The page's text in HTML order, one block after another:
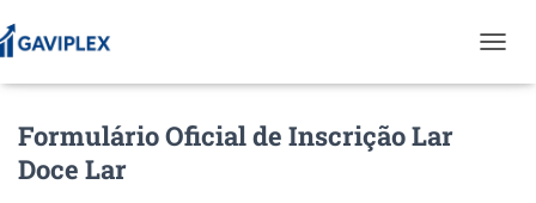
O
Formulário Oficial de Inscrição Lar
Doce Lar